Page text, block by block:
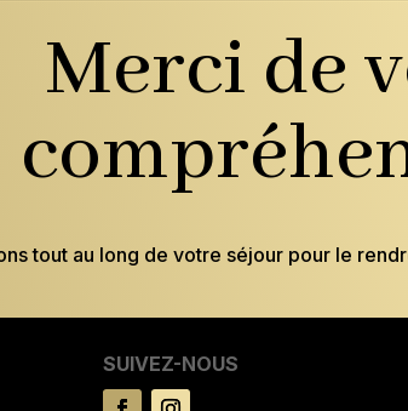
Merci de
tout au long de votre séjour pour le
SUIVEZ-NOUS